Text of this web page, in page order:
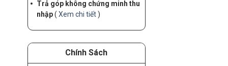
Trả góp không chứng minh thu
nhập( Xem chi tiết)
Chính Sách